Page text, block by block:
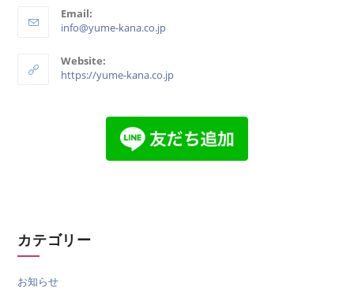
Email:
info@yume-kana.co.jp
Website:
https://yume-kana.co.jp
カテゴリー
お知らせ